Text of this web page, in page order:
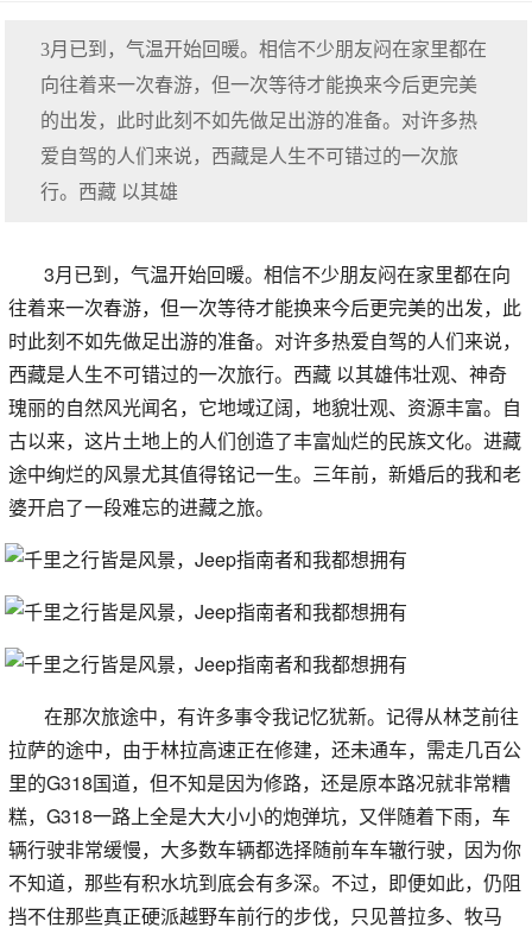
3月已到，气温开始回暖。相信不少朋友闷在家里都在
向往着来一次春游，但一次等待才能换来今后更完美
的出发，此时此刻不如先做足出游的准备。对许多热
爱自驾的人们来说，西藏是人生不可错过的一次旅
行。西藏 以其雄
3月已到，气温开始回暖。相信不少朋友闷在家里都在向
往着来一次春游，但一次等待才能换来今后更完美的出发，此
时此刻不如先做足出游的准备。对许多热爱自驾的人们来说，
西藏是人生不可错过的一次旅行。西藏 以其雄伟壮观、神奇
瑰丽的自然风光闻名，它地域辽阔，地貌壮观、资源丰富。自
古以来，这片土地上的人们创造了丰富灿烂的民族文化。进藏
途中绚烂的风景尤其值得铭记一生。三年前，新婚后的我和老
婆开启了一段难忘的进藏之旅。
在那次旅途中，有许多事令我记忆犹新。记得从林芝前往
拉萨的途中，由于林拉高速正在修建，还未通车，需走几百公
里的G318国道，但不知是因为修路，还是原本路况就非常糟
糕，G318一路上全是大大小小的炮弹坑，又伴随着下雨，车
辆行驶非常缓慢，大多数车辆都选择随前车车辙行驶，因为你
不知道，那些有积水坑到底会有多深。不过，即便如此，仍阻
挡不住那些真正硬派越野车前行的步伐，只见普拉多、牧马